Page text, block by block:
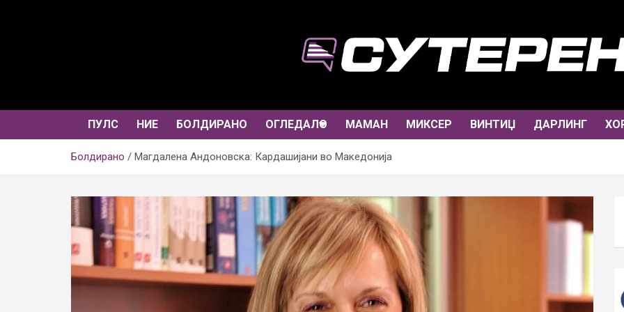
ПУЛС НИЕ БОЛДИРАНО ОГЛЕДАЛО МАМАН МИКСЕР ВИНТИЏ ДАРЛИНГ
Болдирано Магдалена Андоновска: Кардашијани во Македонија